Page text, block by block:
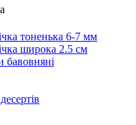
тоненька 6-7 мм
широка 2.5 см